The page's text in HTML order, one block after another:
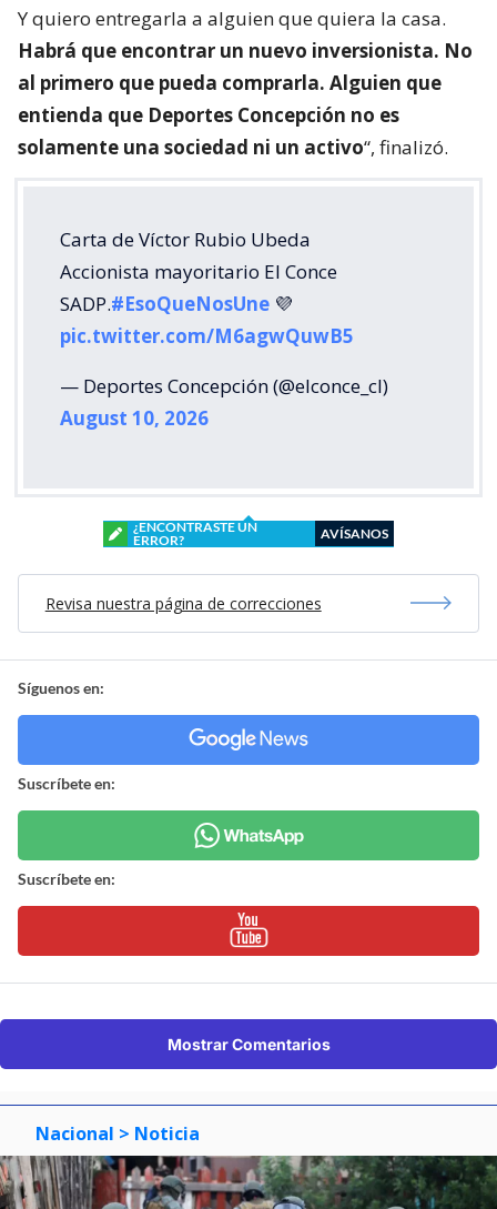
Y quiero entregarla a alguien que quiera la casa.
Habrá que encontrar un nuevo inversionista. No
al primero que pueda comprarla. Alguien que
entienda que Deportes Concepción no es
solamente una sociedad ni un activo“, finalizó.
Carta de Víctor Rubio Ubeda
Accionista mayoritario El Conce
SADP.#EsoQueNosUne 💜
pic.twitter.com/M6agwQuwB5
— Deportes Concepción (@elconce_cl)
August 10, 2026
¿ENCONTRASTE UN
ERROR?
AVÍSANOS
Revisa nuestra página de correcciones
Síguenos en:
Suscríbete en:
Suscríbete en:
Mostrar Comentarios
Nacional > Noticia